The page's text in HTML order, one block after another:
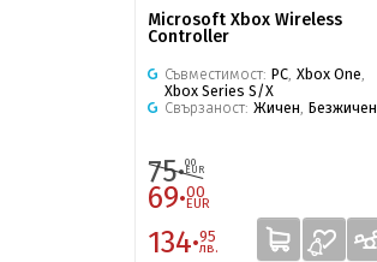
Microsoft Xbox Wireless
Controller
Съвместимост: PC, Xbox One,
Xbox Series S/X
Свързаност: Жичен, Безжичен
75·00
EUR
69·00
EUR
134·95
лв.